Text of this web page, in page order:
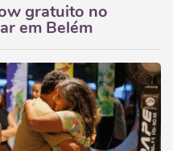
gratuito no
em Belém